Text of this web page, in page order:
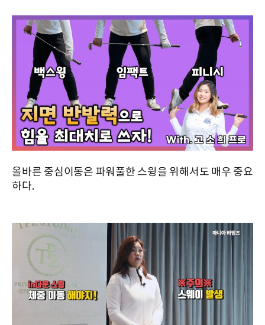
올바른 중심이동은 파워풀한 스윙을 위해서도 매우 중요
하다.